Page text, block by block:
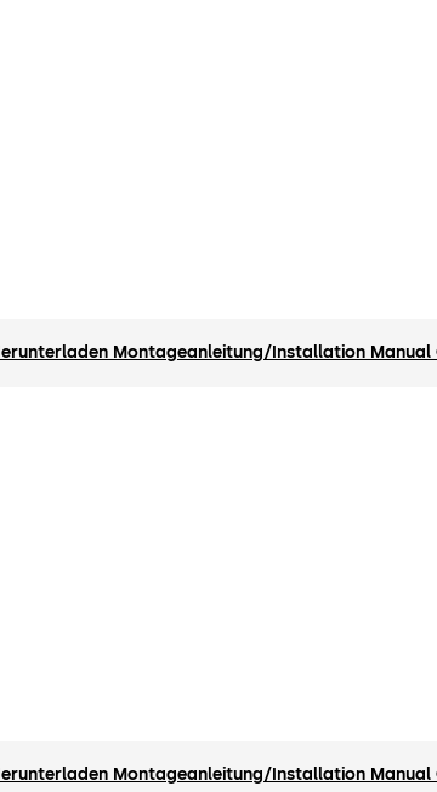
Montageanleitung/Installation Manual
Montageanleitung/Installation Manual